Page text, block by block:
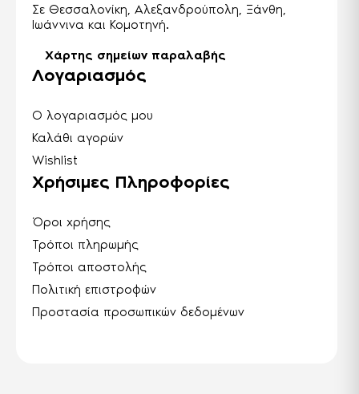
Σε Θεσσαλονίκη, Αλεξανδρούπολη, Ξάνθη,
Ιωάννινα και Κομοτηνή.
Χάρτης σημείων παραλαβής
Λογαριασμός
Ο λογαριασμός μου
Καλάθι αγορών
Wishlist
Χρήσιμες Πληροφορίες
Όροι χρήσης
Τρόποι πληρωμής
Τρόποι αποστολής
Πολιτική επιστροφών
Προστασία προσωπικών δεδομένων